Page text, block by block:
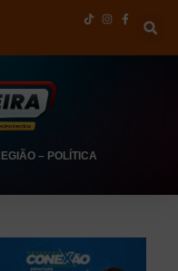
– POLÍTICA